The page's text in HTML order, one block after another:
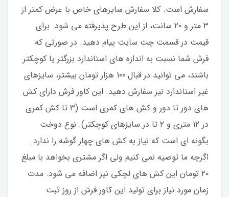
سفارش است. کلا سفارش سایزهای خاص با عرض کمتر از
۳ متر و ۲۰ سانت، از این طرح پذیرفته می شود. برای
قیمت در قسمت چت سایت پیام دهید. در صورتی که
فرش شما نسبت به اندازه های استاندارد بزرگتر یا کوچکتر
باشند، می توانید در قبال 100 هزار تومان بیشتر، سایزهای
غیر استاندارد نیز سفارش دهید. این کاور فرش دارای کش
های دور تا دور و کش های کمری است (۳ تا کش کمری
در ۱۲ متری و ۲ تا در سایزهای کوچکتر). نوع دوخت
بگونه ای است که نیاز به کش های چهار گوشه را ندارد.
اگرچه ما توصیه نمی کنیم ولی اگر مشتری بخواهد با مبلغ
۲۰ تومان این کش های لچکی نیز اضافه می شود. مدت
زمان مورد نیاز برای تولید این کاور فرش از روز ثبت